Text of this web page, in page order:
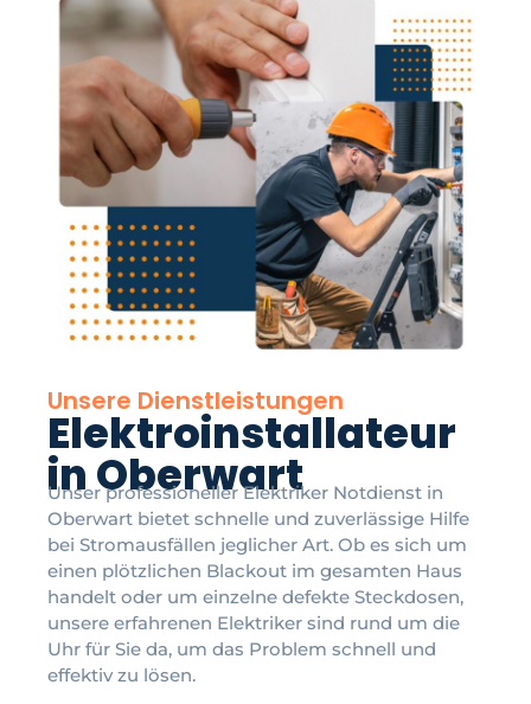
Unsere Dienstleistungen
Elektroinstallateur
in Oberwart
Unser professioneller Elektriker Notdienst in
Oberwart bietet schnelle und zuverlässige Hilfe
bei Stromausfällen jeglicher Art. Ob es sich um
einen plötzlichen Blackout im gesamten Haus
handelt oder um einzelne defekte Steckdosen,
unsere erfahrenen Elektriker sind rund um die
Uhr für Sie da, um das Problem schnell und
effektiv zu lösen.